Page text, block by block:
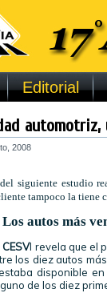
Editorial
2008
siguiente estudio
tampoco la tiene
Los autos más
CESVI revela que el
los diez autos
disponible
de los diez